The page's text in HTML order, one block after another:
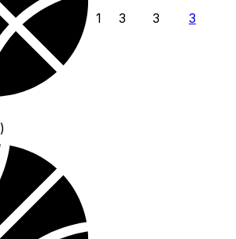
)
1 3 3 3